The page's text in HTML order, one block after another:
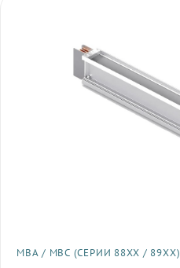
МВА / МВС (СЕРИИ 88XX / 89XX)